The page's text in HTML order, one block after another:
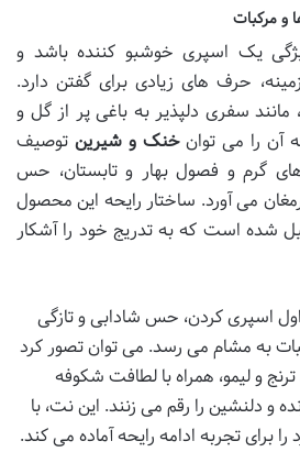
و مرکبات
یک اسپری خوشبو کننده باشد و
8 در این زمینه، حرف های زیادی برای گفتن دارد.
سفری دلپذیر به باغی پر از گل و
آن را می توانخنک و شیرین توصیف
گرم و فصول بهار و تابستان، حس
می آورد. ساختار رایحه این محصول
شده است که به تدریج خود را آشکار
اسپری کردن، حس شادابی و تازگی
به مشام می رسد. می توان تصور کرد
و لیمو، همراه با لطافت شکوفه
و دلنشین را رقم می زنند. این نت، با
برای تجربه ادامه رایحه آماده می کند.